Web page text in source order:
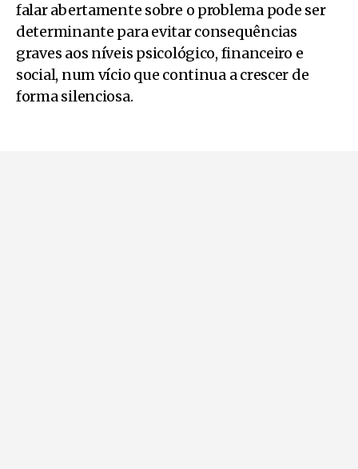
falar abertamente sobre o problema pode ser
determinante para evitar consequências
graves aos níveis psicológico, financeiro e
social, num vício que continua a crescer de
forma silenciosa.